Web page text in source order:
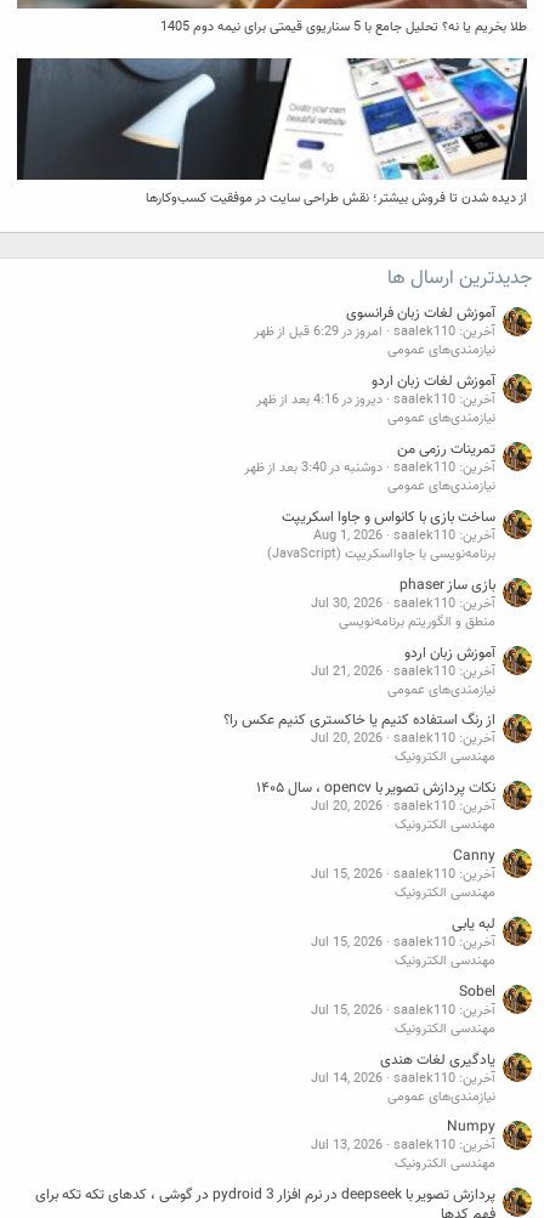
طلا بخریم یا نه؟ تحلیل جامع با 5 سناریوی قیمتی برای نیمه دوم 1405
از دیده شدن تا فروش بیشتر؛ نقش طراحی سایت در موفقیت کسب‌وکارها
جدیدترین ارسال ها
آموزش لغات زبان فرانسوی
آخرین: saalek110
امروز در 6:29 قبل از ظهر
نیازمندی‌های عمومی
آموزش لغات زبان اردو
آخرین: saalek110
دیروز در 4:16 بعد از ظهر
نیازمندی‌های عمومی
تمرینات رزمی من
آخرین: saalek110
دوشنبه در 3:40 بعد از ظهر
نیازمندی‌های عمومی
ساخت بازی با کانواس و جاوا اسکریپت
آخرین: saalek110
Aug 1, 2026
برنامه‌نویسی با جاوااسکریپت (JavaScript)
بازی ساز phaser
آخرین: saalek110
Jul 30, 2026
منطق و الگوریتم برنامه‌نویسی
آموزش زبان اردو
آخرین: saalek110
Jul 21, 2026
نیازمندی‌های عمومی
از رنگ استفاده کنیم یا خاکستری کنیم عکس را؟
آخرین: saalek110
Jul 20, 2026
مهندسی الکترونیک
نکات پردازش تصویر با opencv ، سال ۱۴۰۵
آخرین: saalek110
Jul 20, 2026
مهندسی الکترونیک
Canny
آخرین: saalek110
Jul 15, 2026
مهندسی الکترونیک
لبه یابی
آخرین: saalek110
Jul 15, 2026
مهندسی الکترونیک
Sobel
آخرین: saalek110
Jul 15, 2026
مهندسی الکترونیک
یادگیری لغات هندی
آخرین: saalek110
Jul 14, 2026
نیازمندی‌های عمومی
Numpy
آخرین: saalek110
Jul 13, 2026
مهندسی الکترونیک
پردازش تصویر با deepseek در نرم افزار pydroid 3 در گوشی ، کدهای تکه تکه برای